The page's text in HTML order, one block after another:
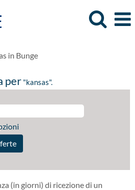
in Bunge(pagina
per "kansas".
(in giorni) di ricezione di un